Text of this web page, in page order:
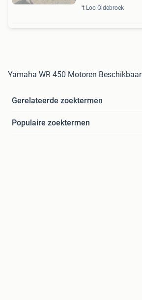
't Loo Oldebroek
Yamaha WR 450 Motoren Beschikbaar
Gerelateerde zoektermen
Populaire zoektermen